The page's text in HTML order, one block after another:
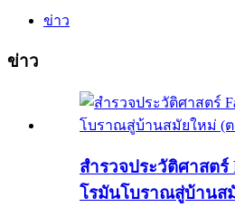
ข่าว
ข่าว
สำรวจประวัติศาสตร์
โรมันโบราณสู่บ้านส